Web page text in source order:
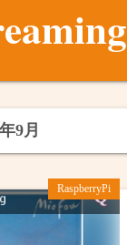
9月
RaspberryPi